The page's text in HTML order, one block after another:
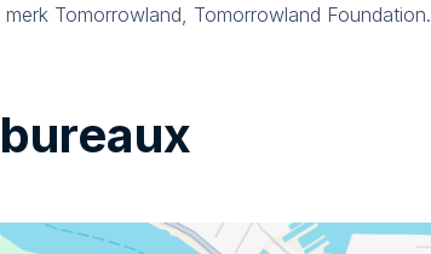
Tomorrowland, Tomorrowland Foundation.
bureaux